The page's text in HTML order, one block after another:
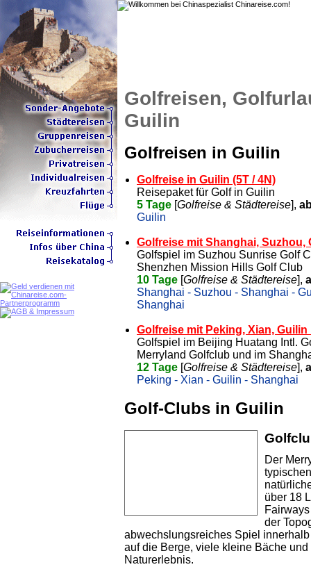
Golfreisen,
Guilin
Golfreisen in Guilin
Golfreise in Guilin (5T / 4N)
Reisepaket für Golf in Guilin
5 Tage [Golfreise & Städtereise],
Guilin
Golfreise mit Shanghai, Suzhou,
Golfspiel im Suzhou Sunrise Golf
Shenzhen Mission Hills Golf Club
10 Tage [Golfreise & Städtereise],
Shanghai - Suzhou - Shanghai -
Shanghai
Golfreise mit Peking, Xian,
Golfspiel im Beijing Huatang Intl.
Merryland Golfclub und im
12 Tage [Golfreise & Städtereise],
Peking - Xian - Guilin - Shanghai
Golf-Clubs in Guilin
Der
über 18
der
abwechslungsreiches Spiel
auf die Berge, viele kleine Bäche
Naturerlebnis.